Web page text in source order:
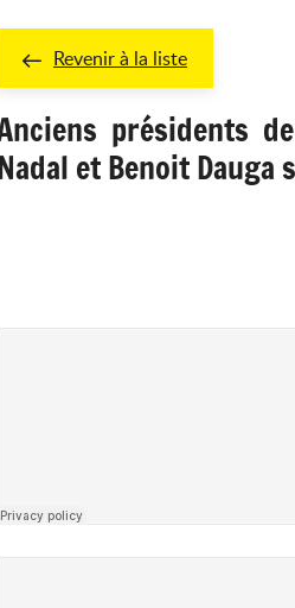
Revenir à la liste
présidents
et Benoit